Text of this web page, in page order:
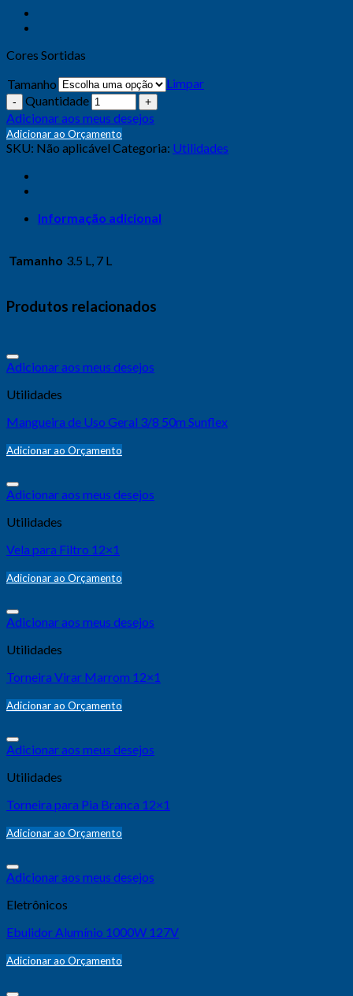
Cores Sortidas
Tamanho
Limpar
Quantidade
Adicionar aos meus desejos
Adicionar ao Orçamento
SKU: Não aplicável Categoria: Utilidades
Informação adicional
Tamanho 3.5 L, 7 L
Produtos relacionados
Adicionar aos meus desejos
Utilidades
Mangueira de Uso Geral 3/8 50m Sunflex
Adicionar ao Orçamento
Adicionar aos meus desejos
Utilidades
Vela para Filtro 12×1
Adicionar ao Orçamento
Adicionar aos meus desejos
Utilidades
Torneira Virar Marrom 12×1
Adicionar ao Orçamento
Adicionar aos meus desejos
Utilidades
Torneira para Pia Branca 12×1
Adicionar ao Orçamento
Adicionar aos meus desejos
Eletrônicos
Ebulidor Alumínio 1000W 127V
Adicionar ao Orçamento